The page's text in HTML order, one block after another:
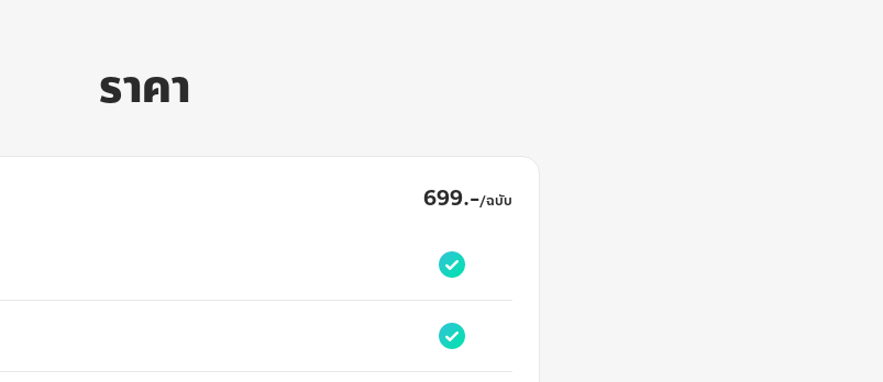
ราคา
699.-/ฉบับ